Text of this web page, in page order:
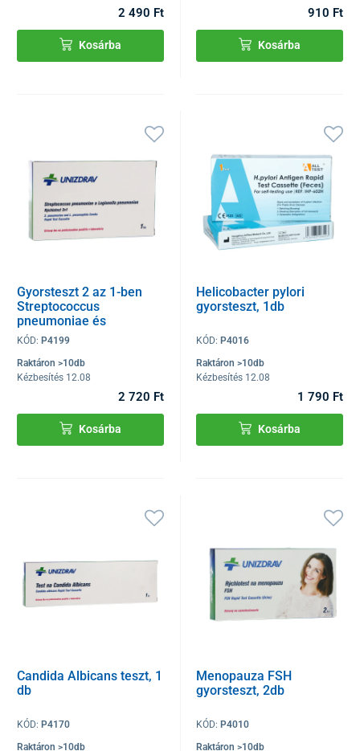
2 490 Ft
Kosárba
910 Ft
Kosárba
Gyorsteszt 2 az 1-ben
Streptococcus
pneumoniae és
Legionella pneumoniae
KÓD: P4199
Raktáron >10db
Kézbesítés 12.08
2 720 Ft
Kosárba
Helicobacter pylori
gyorsteszt, 1db
KÓD:P4016
Raktáron >10db
Kézbesítés 12.08
1 790 Ft
Kosárba
Candida Albicans teszt, 1
db
KÓD: P4170
Raktáron >10db
Menopauza FSH
gyorsteszt, 2db
KÓD:P4010
Raktáron >10db